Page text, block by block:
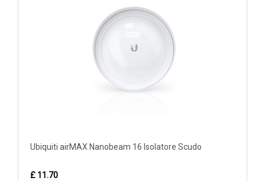
Ubiquiti airMAX Nanobeam 16 Isolatore Scudo
£ 11.70